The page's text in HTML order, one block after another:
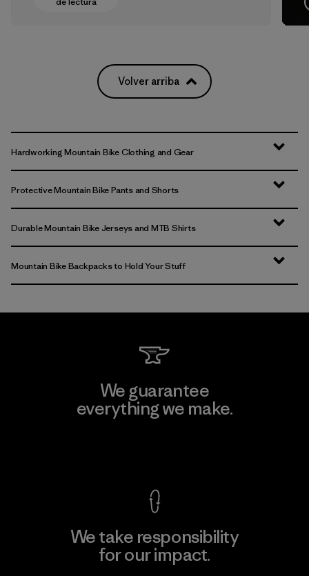
Volver arriba
Hardworking Mountain Bike Clothing and Gear
Protective Mountain Bike Pants and Shorts
Durable Mountain Bike Jerseys and MTB Shirts
Mountain Bike Backpacks to Hold Your Stuff
We guarantee
everything we make.
We take responsibility
for our impact.